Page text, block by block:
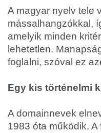
A magyar nyelv tele
mássalhangzókkal,
amelyik minden
lehetetlen.
foglalni, szóval ez
Egy kis történelmi
A domainnevek
1983 óta működik.